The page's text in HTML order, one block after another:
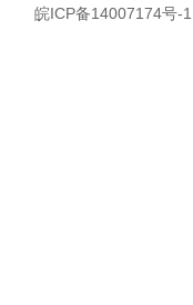
皖ICP备14007174号-1